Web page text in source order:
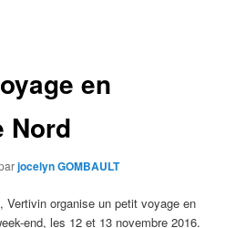
en
Nord
jocelyn GOMBAULT
Vertivin organise un petit voyage en
end, les 12 et 13 novembre 2016.